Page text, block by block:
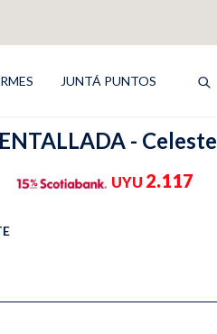
JUNTÁ PUNTOS
- Celeste
UYU 2.117